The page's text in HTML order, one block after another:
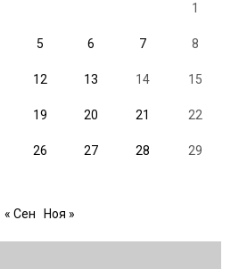
1
5 6 7 8
12 13 14 15
19 20 21 22
26 27 28 29
« Сен
Ноя »